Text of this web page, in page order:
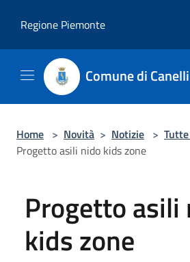
Regione Piemonte
Comune di Canelli
Home > Novità > Notizie >
Progetto asili nido kids zone
Progetto asili
kids zone